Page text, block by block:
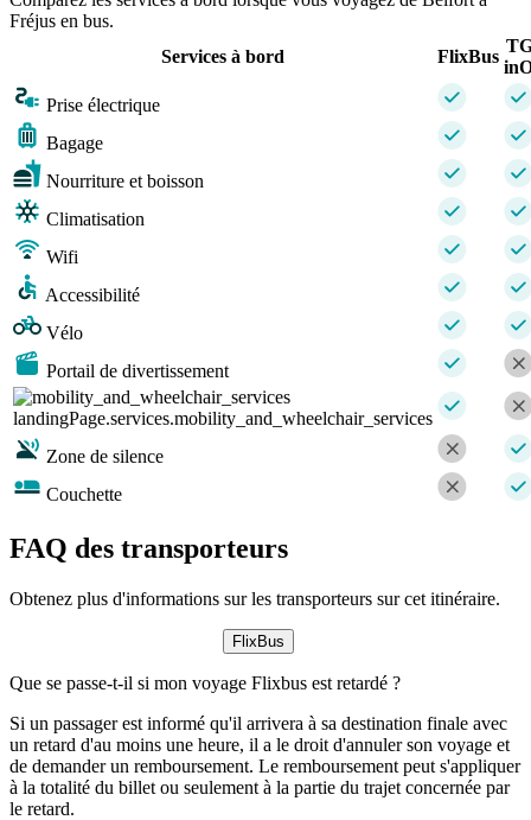
Fréjus en bus.
Services à bord
FlixBus
Prise électrique
Bagage
Nourriture et boisson
Climatisation
Wifi
Accessibilité
Vélo
Portail de divertissement
landingPage.services.mobility_and_wheelchair_services
Zone de silence
Couchette
FAQ des transporteurs
Obtenez plus d'informations sur les transporteurs sur cet itinéraire.
FlixBus
Que se passe-t-il si mon voyage Flixbus est retardé ?
Si un passager est informé qu'il arrivera à sa destination finale avec
un retard d'au moins une heure, il a le droit d'annuler son voyage et
de demander un remboursement. Le remboursement peut s'appliquer
à la totalité du billet ou seulement à la partie du trajet concernée par
le retard.